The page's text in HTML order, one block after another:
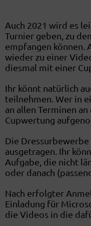
Auch 2021 wird es
Turnier geben, zu
empfangen können.
wieder zu einer
diesmal mit einer
Ihr könnt natürlich
teilnehmen. Wer in
an allen Terminen
Cupwertung
Die
ausgetragen. Ihr
Aufgabe, die nicht
oder danach
Nach erfolgter
Einladung für
die Videos in die